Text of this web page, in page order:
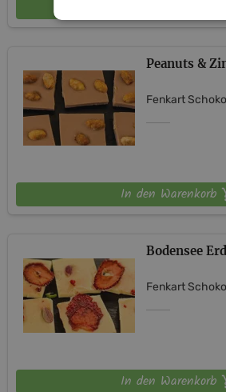
Peanuts &
Fenkart
In den Warenkorb
Bodensee
Fenkart
In den Warenkorb